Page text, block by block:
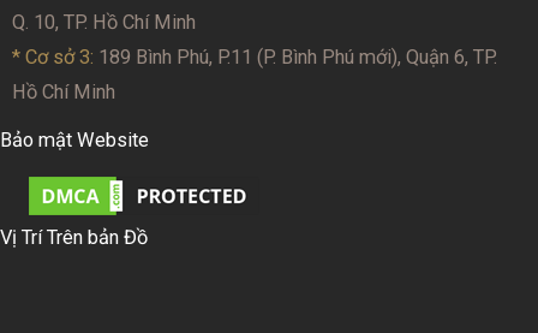
Q. 10, TP. Hồ Chí Minh
* Cơ sở 3: 189 Bình Phú, P.11 (P. Bình Phú mới), Quận 6, TP.
Hồ Chí Minh
Bảo mật Website
Vị Trí Trên bản Đồ